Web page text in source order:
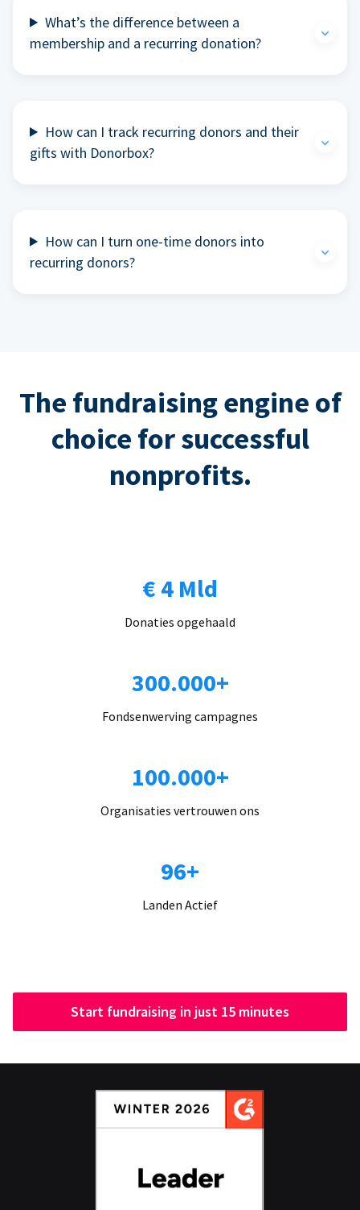
What’s the difference between a
membership and a recurring donation?
How can I track recurring donors and their
gifts with Donorbox?
How can I turn one-time donors into
recurring donors?
The fundraising engine of
choice for successful
nonprofits.
€ 4 Mld
Donaties opgehaald
300.000+
Fondsenwerving campagnes
100.000+
Organisaties vertrouwen ons
96+
Landen Actief
Start fundraising in just 15 minutes